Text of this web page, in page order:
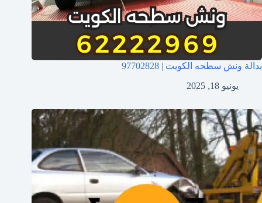
بدالة ونش سطحه الكويت | 97702828
يونيو 18, 2025